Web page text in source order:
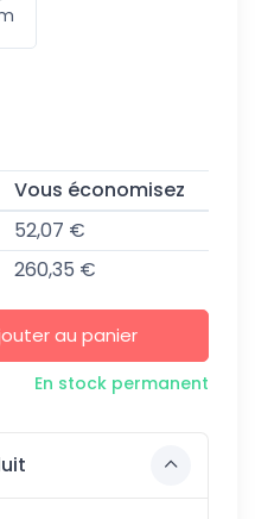
Vous économisez
52,07 €
260,35 €
au panier
En stock permanent